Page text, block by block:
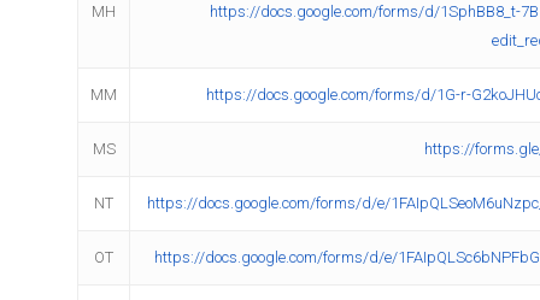
MH
https://docs.google.com/forms/d/1SphBB8_t-
MM https://docs.google.com/forms/d/1G-r-
MS https://
NT https://docs.google.com/forms/d/e/
OT https://docs.google.com/forms/d/e/